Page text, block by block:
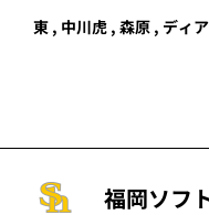
東 , 中川虎 , 森原 , ディ
福岡ソフ